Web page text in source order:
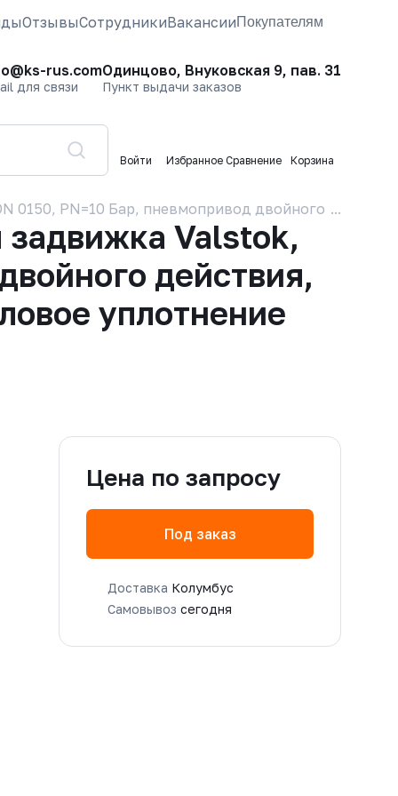
ОтзывыСотрудникиВакансииПокупателям
rus.com
для связи
Одинцово, Внуковская 9, пав. 31
Пункт выдачи заказов
Войти Избранное Сравнение Корзина
PN=10 Бар, пневмопривод двойного
Valstok,
действия,
уплотнение
Цена по запросу
Под заказ
Доставка Колумбус
Самовывоз сегодня